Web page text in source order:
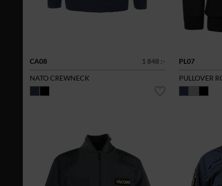
CA08
1 848 :-
NATO CREWNECK
PL07
PULLOVER